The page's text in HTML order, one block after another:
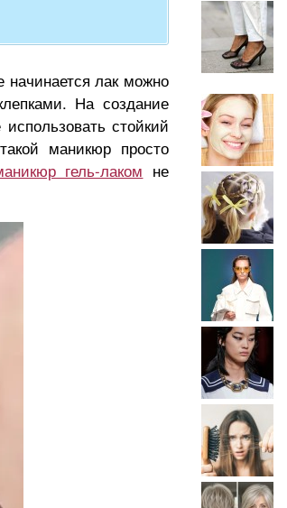
начинается лак можно
На создание
стойкий
маникюр просто
гель-лаком не